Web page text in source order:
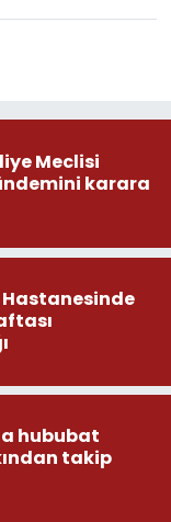
Meclisi
karara
hububat
takip